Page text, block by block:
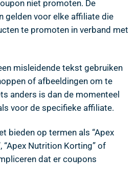
niet promoten. De
gelden voor elke affiliate die
te promoten in verband met
misleidende tekst gebruiken
of afbeeldingen om te
anders is dan de momenteel
voor de specifieke affiliate.
bieden op termen als “Apex
“Apex Nutrition Korting” of
dat er coupons